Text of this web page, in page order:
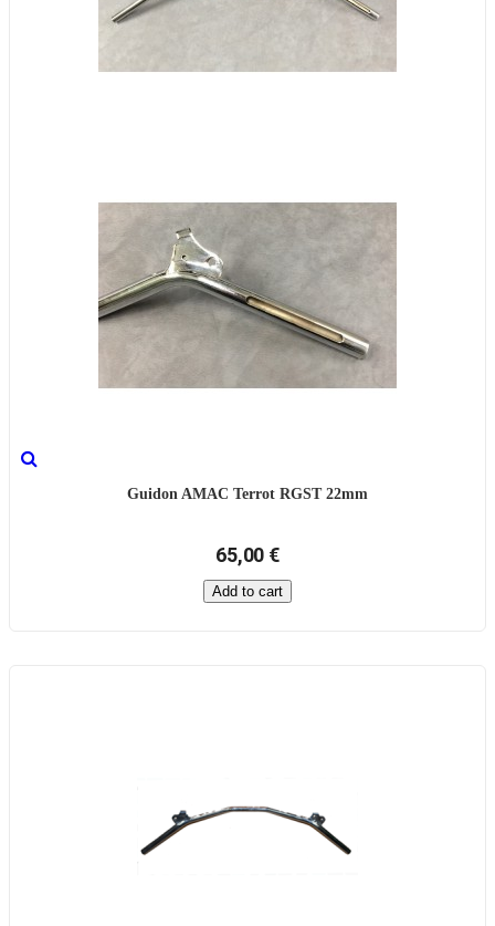
Guidon AMAC Terrot RGST 22mm
65,00 €
Add to cart